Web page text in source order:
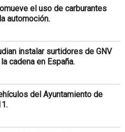
el uso de carburantes
automoción.
instalar surtidores de GNV
cadena en España.
del Ayuntamiento de